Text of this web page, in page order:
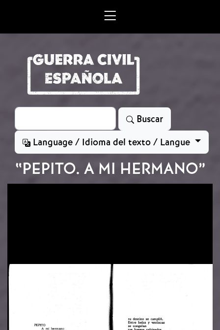
Search
Buscar
Language / Idioma del texto / Langue
“PEPITO. A MI HERMANO”